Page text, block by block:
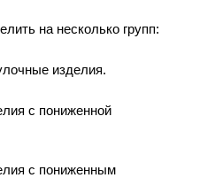
на несколько групп:
изделия.
с пониженной
с пониженным